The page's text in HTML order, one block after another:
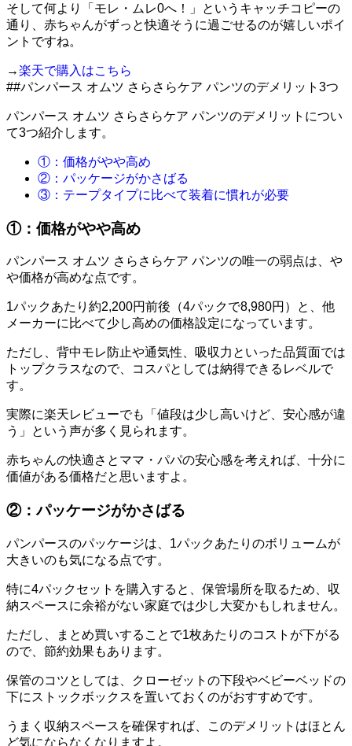
そして何より「モレ・ムレ0へ！」というキャッチコピーの
通り、赤ちゃんがずっと快適そうに過ごせるのが嬉しいポイ
ントですね。
→楽天で購入はこちら
##パンパース オムツ さらさらケア パンツのデメリット3つ
パンパース オムツ さらさらケア パンツのデメリットについ
て3つ紹介します。
①：価格がやや高め
②：パッケージがかさばる
③：テープタイプに比べて装着に慣れが必要
①：価格がやや高め
パンパース オムツ さらさらケア パンツの唯一の弱点は、や
や価格が高めな点です。
1パックあたり約2,200円前後（4パックで8,980円）と、他
メーカーに比べて少し高めの価格設定になっています。
ただし、背中モレ防止や通気性、吸収力といった品質面では
トップクラスなので、コスパとしては納得できるレベルで
す。
実際に楽天レビューでも「値段は少し高いけど、安心感が違
う」という声が多く見られます。
赤ちゃんの快適さとママ・パパの安心感を考えれば、十分に
価値がある価格だと思いますよ。
②：パッケージがかさばる
パンパースのパッケージは、1パックあたりのボリュームが
大きいのも気になる点です。
特に4パックセットを購入すると、保管場所を取るため、収
納スペースに余裕がない家庭では少し大変かもしれません。
ただし、まとめ買いすることで1枚あたりのコストが下がる
ので、節約効果もあります。
保管のコツとしては、クローゼットの下段やベビーベッドの
下にストックボックスを置いておくのがおすすめです。
うまく収納スペースを確保すれば、このデメリットはほとん
ど気にならなくなりますよ。